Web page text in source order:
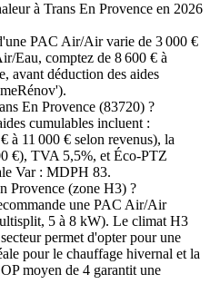
à Trans En Provence en 2026
PAC Air/Air varie de 3 000 €
Eau, comptez de 8 600 € à
avant déduction des aides
En Provence (83720) ?
cumulables incluent :
à 11 000 € selon revenus), la
€), TVA 5,5%, et Éco-PTZ
Var : MDPH 83.
Provence (zone H3) ?
une PAC Air/Air
5 à 8 kW). Le climat H3
permet d'opter pour une
pour le chauffage hivernal et la
moyen de 4 garantit une